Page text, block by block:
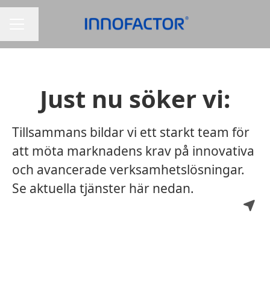
Just nu söker vi:
Tillsammans bildar vi ett starkt team för
att möta marknadens krav på innovativa
och avancerade verksamhetslösningar.
Se aktuella tjänster här nedan.